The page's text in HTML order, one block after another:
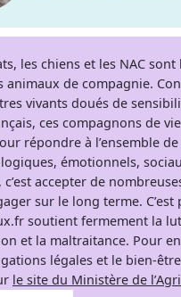
les chiens et les NAC
animaux de compagnie.
vivants doués de
ces compagnons de
répondre à l’ensemble
émotionnels,
c’est accepter de
sur le long terme.
soutient fermement la
et la maltraitance. Pour
légales et le bien-
le site du Ministère de